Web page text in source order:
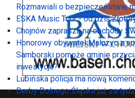
Rozmawiali o bezpieczeństwie
ESKA Music Tour - od dziś
Chojnów zaprasza na obchody
Honorowy obywatel Malczyc z
Samborski pomoże gminie
inwestycje?
Lubińska policja ma nową
Derby Dolnego Śląska już za